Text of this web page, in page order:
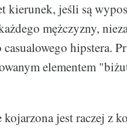
kierunek, jeśli są
mężczyzny,
hipstera.
elementem
jest raczej z